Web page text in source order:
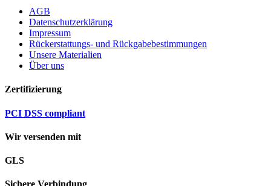
AGB
Datenschutzerklärung
Impressum
Rückerstattungs- und Rückgabebestimmungen
Unsere Materialien
Über uns
Zertifizierung
PCI DSS compliant
Wir versenden mit
GLS